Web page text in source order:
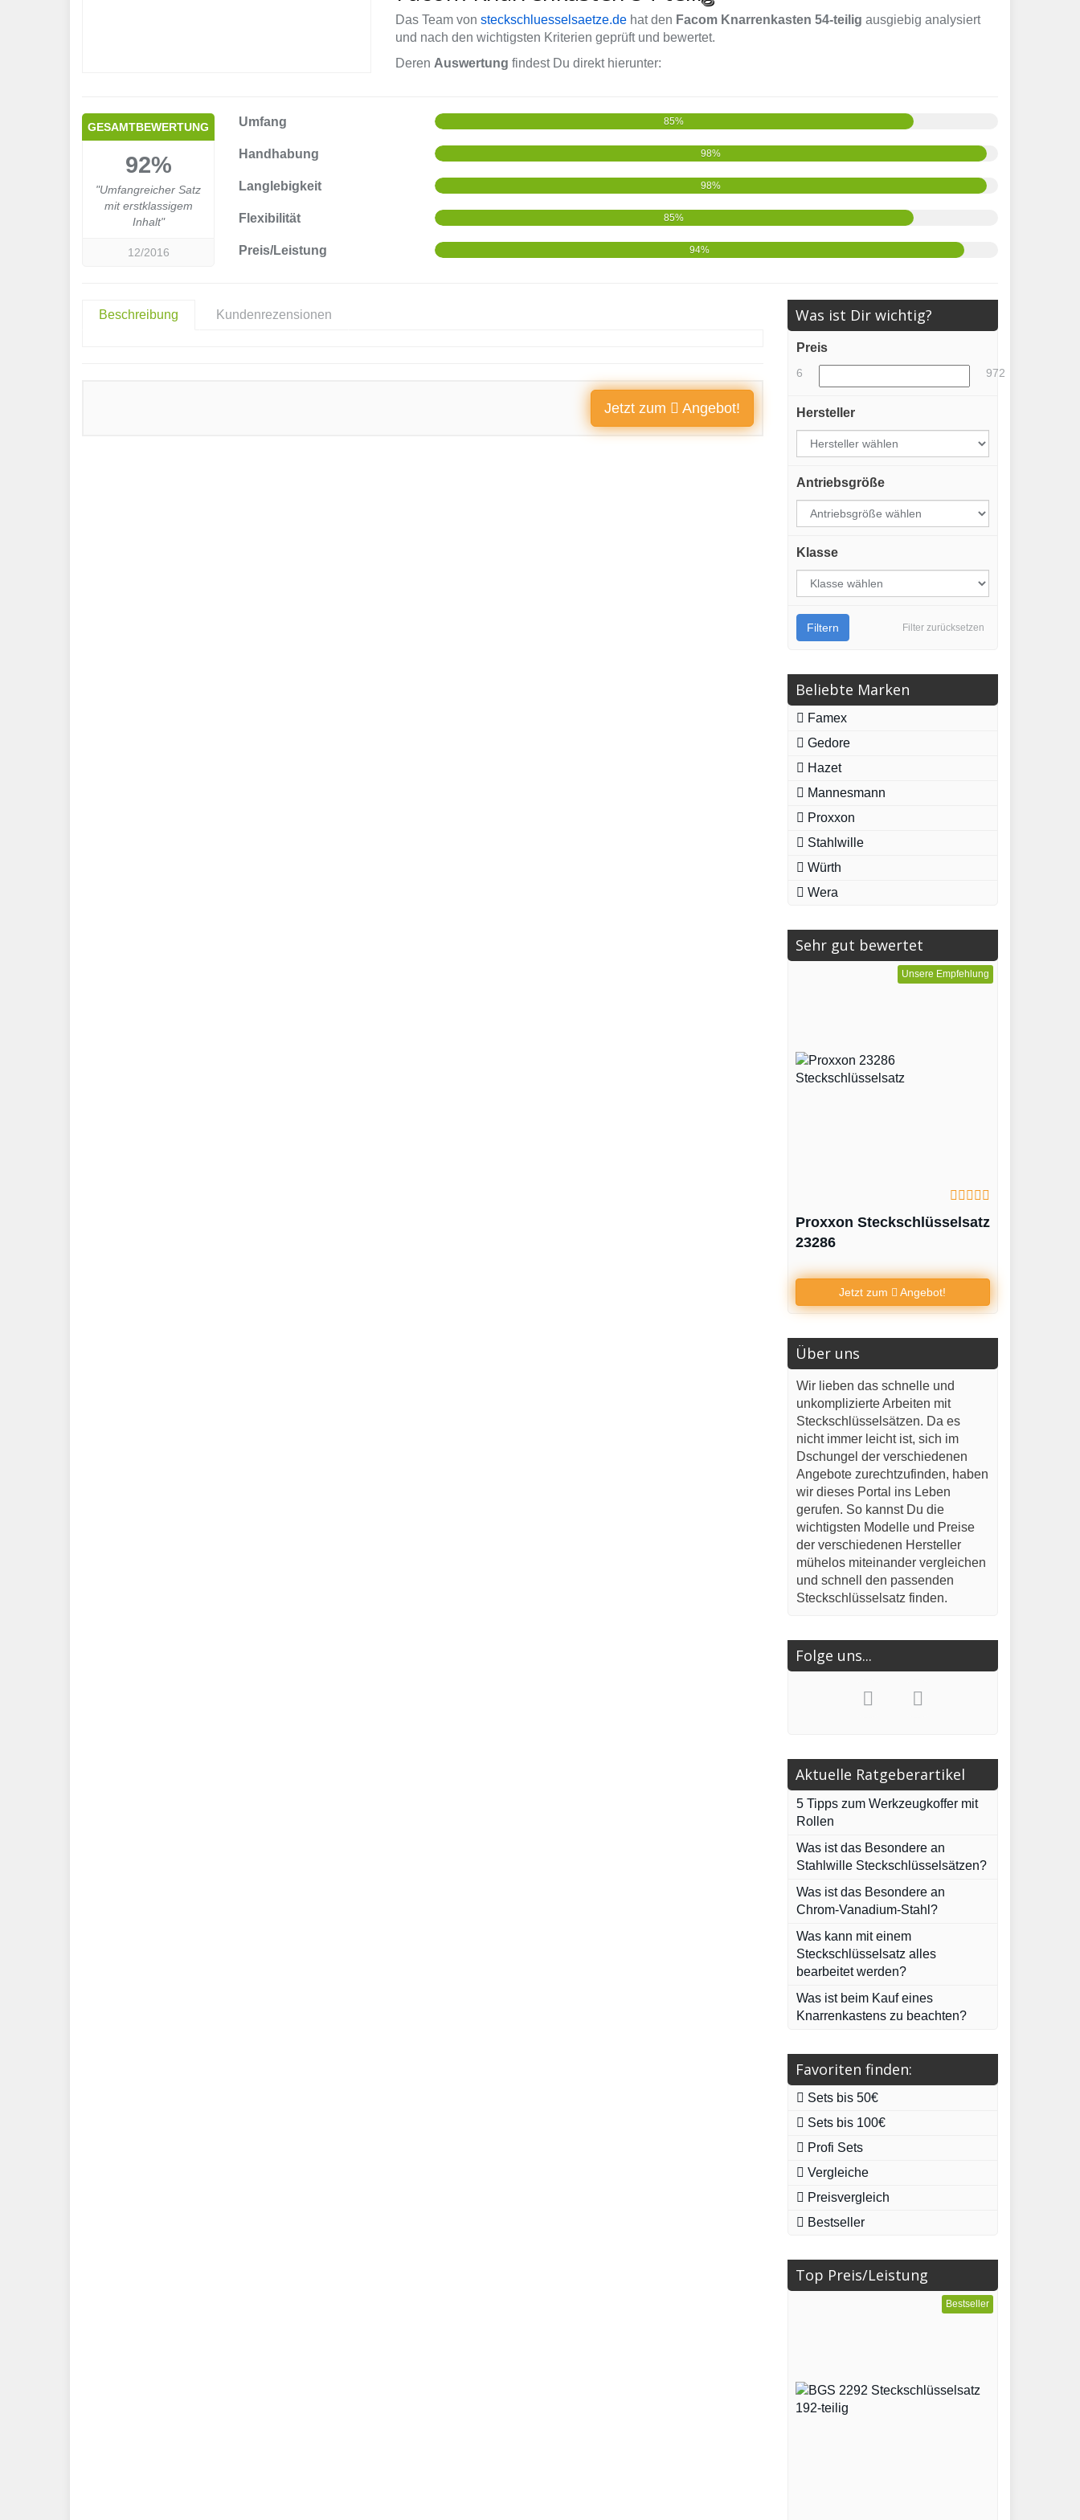
Das Team von steckschluesselsaetze.de hat den Facom Knarrenkasten 54-teilig ausgiebig analysiert
und nach den wichtigsten Kriterien geprüft und bewertet.
Deren Auswertung findest Du direkt hierunter:
GESAMTBEWERTUNG
92%
"Umfangreicher Satz
mit erstklassigem
Inhalt"
12/2016
Umfang 85%
Handhabung 98%
Langlebigkeit 98%
Flexibilität 85%
Preis/Leistung 94%
Beschreibung Kundenrezensionen
Jetzt zum Angebot!
Was ist Dir wichtig?
Preis
6 972
Hersteller
Antriebsgröße
Klasse
Filter zurücksetzen
Filtern
Beliebte Marken
Famex
Gedore
Hazet
Mannesmann
Proxxon
Stahlwille
Würth
Wera
Sehr gut bewertet
Unsere Empfehlung
Proxxon Steckschlüsselsatz
23286
Jetzt zum Angebot!
Über uns
Wir lieben das schnelle und
unkomplizierte Arbeiten mit
Steckschlüsselsätzen. Da es
nicht immer leicht ist, sich im
Dschungel der verschiedenen
Angebote zurechtzufinden, haben
wir dieses Portal ins Leben
gerufen. So kannst Du die
wichtigsten Modelle und Preise
der verschiedenen Hersteller
mühelos miteinander vergleichen
und schnell den passenden
Steckschlüsselsatz finden.
Folge uns...
Aktuelle Ratgeberartikel
5 Tipps zum Werkzeugkoffer mit
Rollen
Was ist das Besondere an
Stahlwille Steckschlüsselsätzen?
Was ist das Besondere an
Chrom-Vanadium-Stahl?
Was kann mit einem
Steckschlüsselsatz alles
bearbeitet werden?
Was ist beim Kauf eines
Knarrenkastens zu beachten?
Favoriten finden:
Sets bis 50€
Sets bis 100€
Profi Sets
Vergleiche
Preisvergleich
Bestseller
Top Preis/Leistung
Bestseller